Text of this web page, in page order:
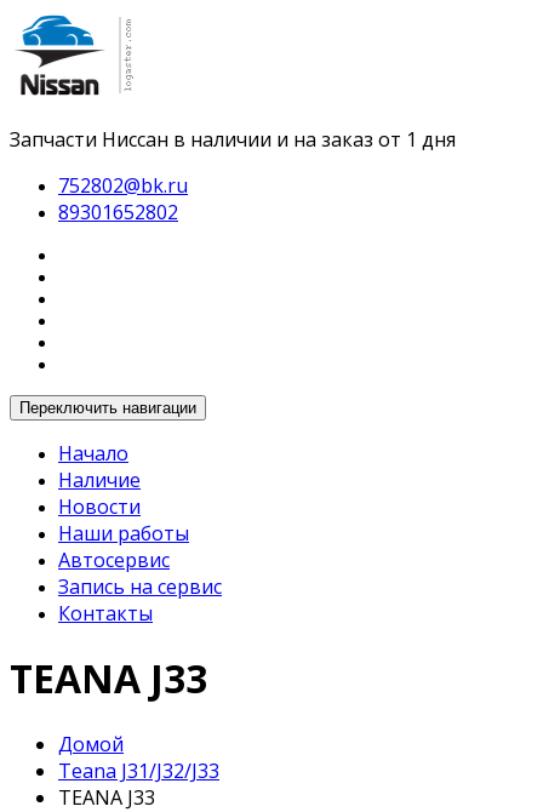
Запчасти Ниссан в наличии и на заказ от 1 дня
752802@bk.ru
89301652802
Переключить навигации
Начало
Наличие
Новости
Наши работы
Автосервис
Запись на сервис
Контакты
TEANA J33
Домой
Teana J31/J32/J33
TEANA J33